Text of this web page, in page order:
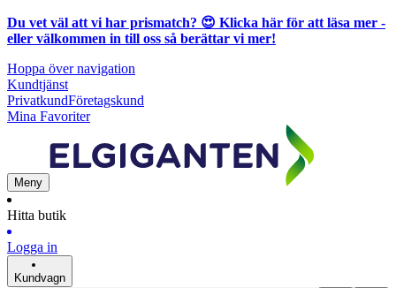
Du vet väl att vi har prismatch? 😍 Klicka här för att läsa mer -
eller välkommen in till oss så berättar vi mer!
Hoppa över navigation
Kundtjänst
PrivatkundFöretagskund
Mina Favoriter
Meny
Hitta butik
Logga in
Kundvagn